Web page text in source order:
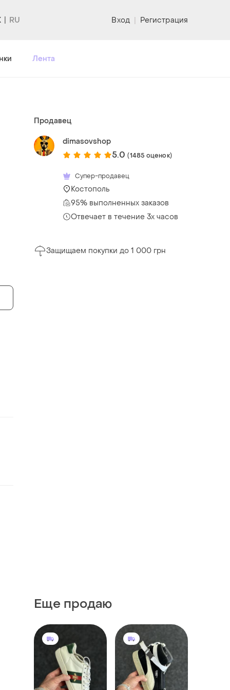
Вход | Регистрация
Лента
Продавец
dimasovshop
5.0 (1485 оценок)
Супер-продавец
Костополь
95% выполненных заказов
Отвечает в течение 3х часов
Защищаем покупки до 1 000 грн
Еще продаю